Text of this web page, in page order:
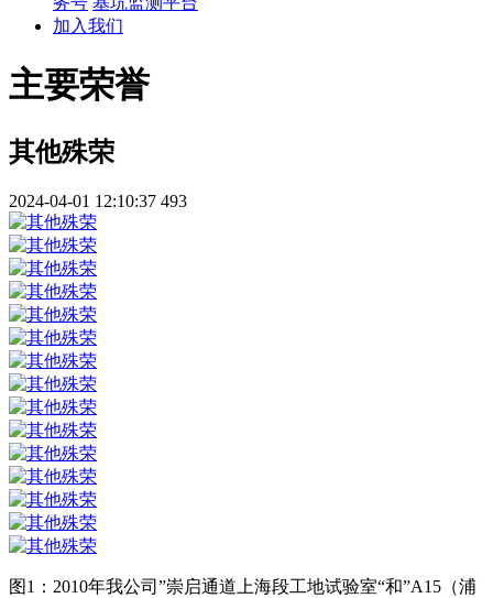
加入我们
主要荣誉
其他殊荣
2024-04-01 12:10:37 493
图1：2010年我公司”崇启通道上海段工地试验室“和”A15（浦